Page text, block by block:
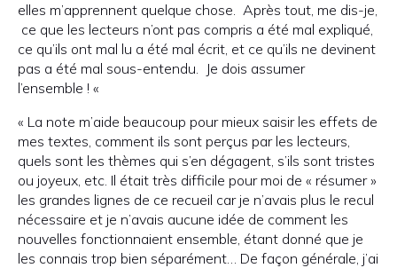
elles m’apprennent quelque chose. Après tout, me dis-je,
ce que les lecteurs n’ont pas compris a été mal expliqué,
ce qu’ils ont mal lu a été mal écrit, et ce qu’ils ne devinent
pas a été mal sous-entendu. Je dois assumer
l’ensemble ! «
« La note m’aide beaucoup pour mieux saisir les effets de
mes textes, comment ils sont perçus par les lecteurs,
quels sont les thèmes qui s’en dégagent, s’ils sont tristes
ou joyeux, etc. Il était très difficile pour moi de « résumer »
les grandes lignes de ce recueil car je n’avais plus le recul
nécessaire et je n’avais aucune idée de comment les
nouvelles fonctionnaient ensemble, étant donné que je
les connais trop bien séparément… De façon générale, j’ai